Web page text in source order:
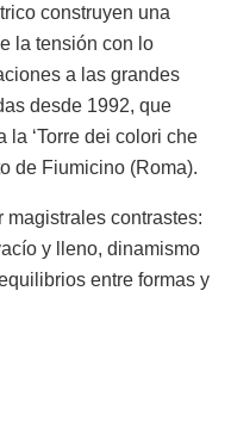
construyen una
la tensión con lo
a las grandes
desde 1992, que
‘Torre dei colori che
de Fiumicino (Roma).
contrastes:
y lleno, dinamismo
entre formas y